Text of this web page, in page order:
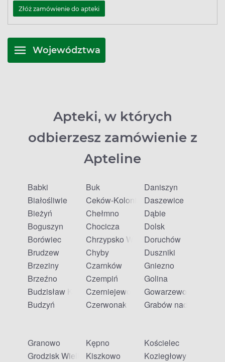
Złóż zamówienie do apteki
Województwa
Apteki, w których
odbierzesz zamówienie z
Apteline
Babki
Białośliwie
Bieżyń
Boguszyn
Borówiec
Brudzew
Brzeziny
Brzeźno
Budzisław Kościelny
Budzyń
Buk
Ceków-Kolonia
Chełmno
Chocicza
Chrzypsko Wielkie
Chyby
Czarnków
Czempiń
Czerniejewo
Czerwonak
Daniszyn
Daszewice
Dąbie
Dolsk
Doruchów
Duszniki
Gniezno
Golina
Gowarzewo
Grabów nad Prosną
Granowo
Grodzisk Wielkopolski
Kępno
Kiszkowo
Kościelec
Koziegłowy